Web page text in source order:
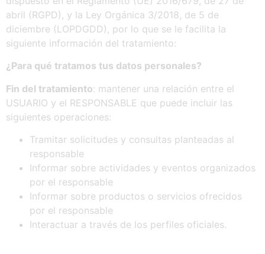
abril (RGPD), y la Ley Orgánica 3/2018, de 5 de
diciembre (LOPDGDD), por lo que se le facilita la
siguiente información del tratamiento:
¿Para qué tratamos tus datos personales?
Fin del tratamiento: mantener una relación entre el
USUARIO y el RESPONSABLE que puede incluir las
siguientes operaciones:
Tramitar solicitudes y consultas planteadas al
responsable
Informar sobre actividades y eventos organizados
por el responsable
Informar sobre productos o servicios ofrecidos
por el responsable
Interactuar a través de los perfiles oficiales.